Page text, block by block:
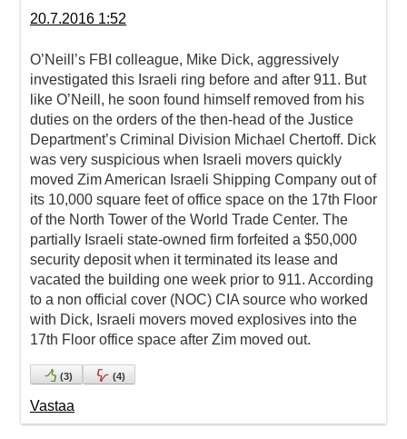
20.7.2016 1:52
O’Neill’s FBI colleague, Mike Dick, aggressively
investigated this Israeli ring before and after 911. But
like O’Neill, he soon found himself removed from his
duties on the orders of the then-head of the Justice
Department’s Criminal Division Michael Chertoff. Dick
was very suspicious when Israeli movers quickly
moved Zim American Israeli Shipping Company out of
its 10,000 square feet of office space on the 17th Floor
of the North Tower of the World Trade Center. The
partially Israeli state-owned firm forfeited a $50,000
security deposit when it terminated its lease and
vacated the building one week prior to 911. According
to a non official cover (NOC) CIA source who worked
with Dick, Israeli movers moved explosives into the
17th Floor office space after Zim moved out.
(3) (4)
Vastaa